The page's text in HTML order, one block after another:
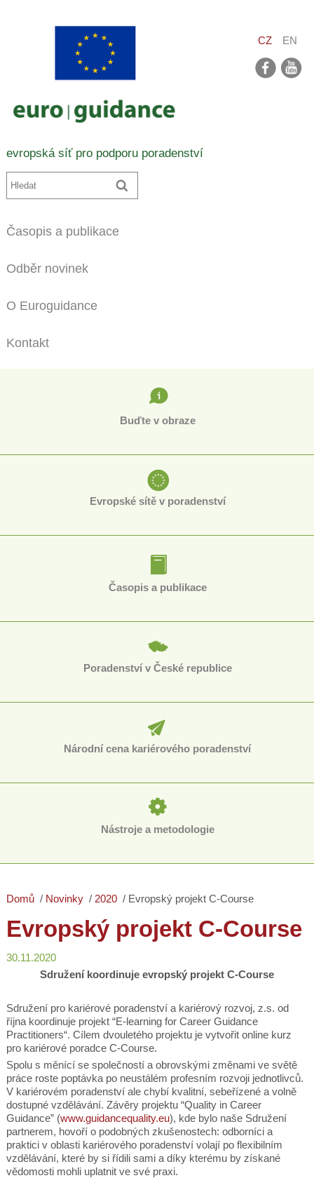
evropská síť pro podporu poradenství
CZ EN
Časopis a publikace
Odběr novinek
O Euroguidance
Kontakt
Buďte v obraze
Evropské sítě v poradenství
Časopis a publikace
Poradenství v České republice
Národní cena kariérového poradenství
Nástroje a metodologie
Domů Novinky 2020 Evropský projekt C-Course
Evropský projekt C-Course
30.11.2020
Sdružení koordinuje evropský projekt C-Course
Sdružení pro kariérové poradenství a kariérový rozvoj, z.s. od
října koordinuje projekt “E-learning for Career Guidance
Practitioners“. Cílem dvouletého projektu je vytvořit online kurz
pro kariérové poradce C-Course.
Spolu s měnící se společností a obrovskými změnami ve světě
práce roste poptávka po neustálém profesním rozvoji jednotlivců.
V kariérovém poradenství ale chybí kvalitní, sebeřízené a volně
dostupné vzdělávání. Závěry projektu “Quality in Career
Guidance” (www.guidancequality.eu), kde bylo naše Sdružení
partnerem, hovoří o podobných zkušenostech: odborníci a
praktici v oblasti kariérového poradenství volají po flexibilním
vzdělávání, které by si řídili sami a díky kterému by získané
vědomosti mohli uplatnit ve své praxi.